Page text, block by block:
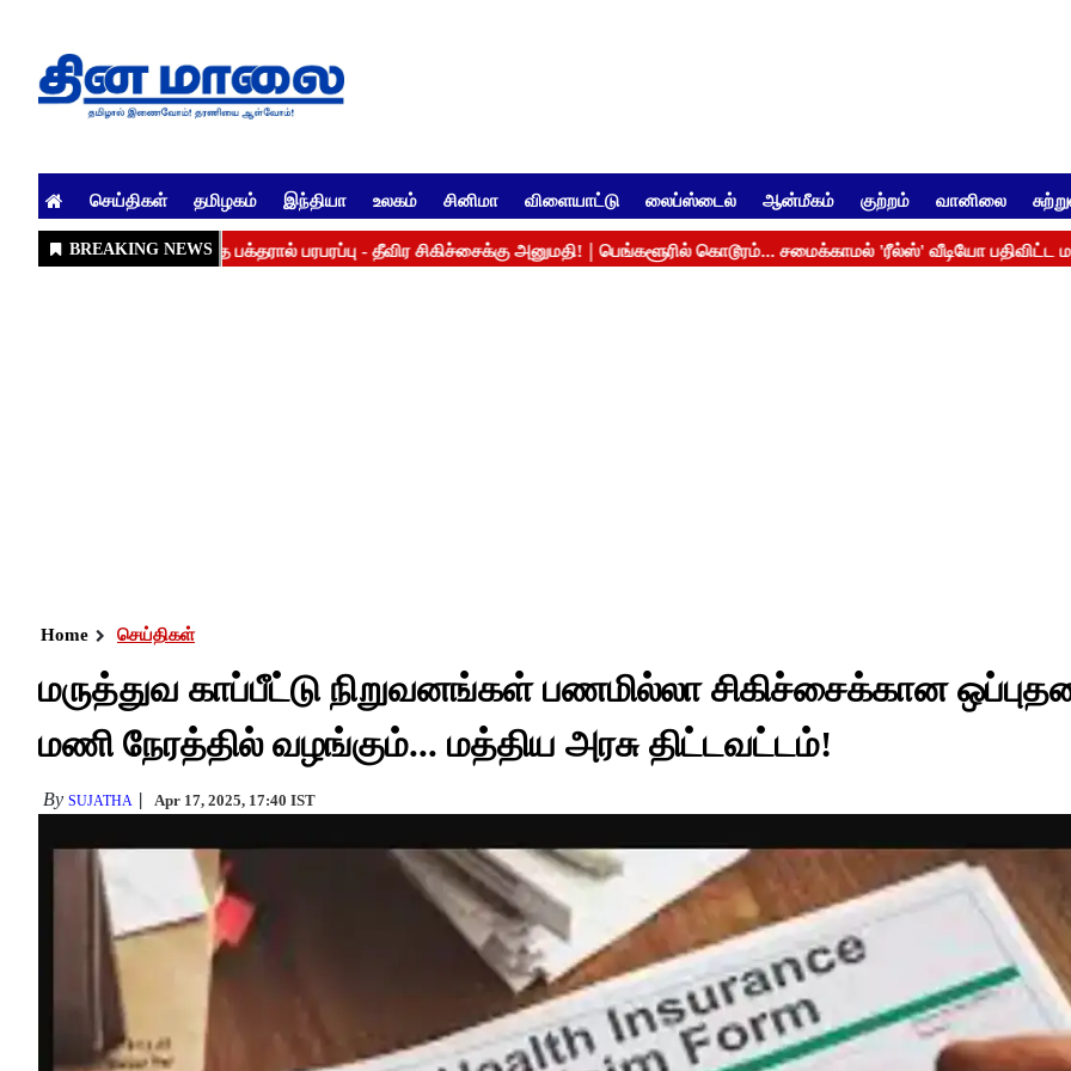
செய்திகள் தமிழகம் இந்தியா உலகம் சினிமா விளையாட்டு லைப்ஸ்டைல் ஆன்மீகம் குற்றம் வானிலை
Home செய்திகள்
மருத்துவ காப்பீட்டு நிறுவனங்கள் பணமில்லா சிகிச்சைக்கான
மணி நேரத்தில் வழங்கும்... மத்திய அரசு திட்டவட்டம்!
By SUJATHA Apr 17, 2025, 17:40 IST